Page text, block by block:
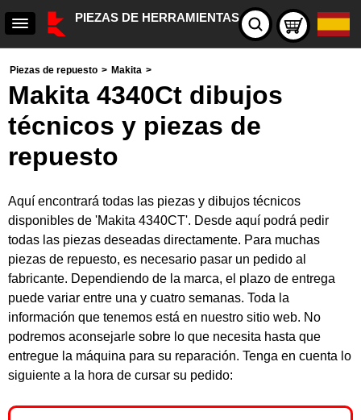
PIEZAS DE HERRAMIENTAS
Piezas de repuesto > Makita >
Makita 4340Ct dibujos
técnicos y piezas de
repuesto
Aquí encontrará todas las piezas y dibujos técnicos
disponibles de 'Makita 4340CT'. Desde aquí podrá pedir
todas las piezas deseadas directamente. Para muchas
piezas de repuesto, es necesario pasar un pedido al
fabricante. Dependiendo de la marca, el plazo de entrega
puede variar entre una y cuatro semanas. Toda la
información que tenemos está en nuestro sitio web. No
podremos aconsejarle sobre lo que necesita hasta que
entregue la máquina para su reparación. Tenga en cuenta lo
siguiente a la hora de cursar su pedido: